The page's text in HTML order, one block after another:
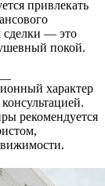
привлекать
сделки — это
покой.
характер
рекомендуется